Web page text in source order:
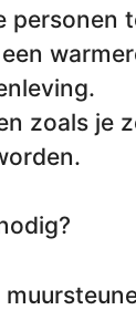
personen
zoals je